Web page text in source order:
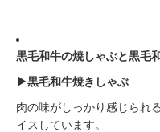
黒毛和牛の焼しゃぶと黒毛
▶︎黒毛和牛焼きしゃぶ
肉の味がしっかり感じられ
イスしています。